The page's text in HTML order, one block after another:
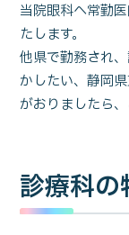
当院眼科へ常勤
たします。
他県で勤務され
かしたい、静岡
がおりましたら
診療科